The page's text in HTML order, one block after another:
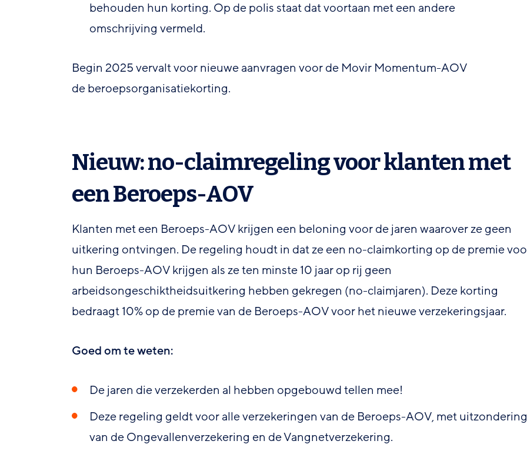
behouden hun korting. Op de polis staat dat voortaan met een andere
omschrijving vermeld.
Begin 2025 vervalt voor nieuwe aanvragen voor de Movir Momentum-AOV
de beroepsorganisatiekorting.
Nieuw: no-claimregeling voor klanten met
een Beroeps-AOV
Klanten met een Beroeps-AOV krijgen een beloning voor de jaren waarover ze geen
uitkering ontvingen. De regeling houdt in dat ze een no-claimkorting op de premie
hun Beroeps-AOV krijgen als ze ten minste 10 jaar op rij geen
arbeidsongeschiktheidsuitkering hebben gekregen (no-claimjaren). Deze korting
bedraagt 10% op de premie van de Beroeps-AOV voor het nieuwe verzekeringsjaar.
Goed om te weten:
De jaren die verzekerden al hebben opgebouwd tellen mee!
Deze regeling geldt voor alle verzekeringen van de Beroeps-AOV, met uitzondering
van de Ongevallenverzekering en de Vangnetverzekering.